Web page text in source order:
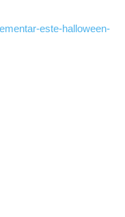
este-halloween-